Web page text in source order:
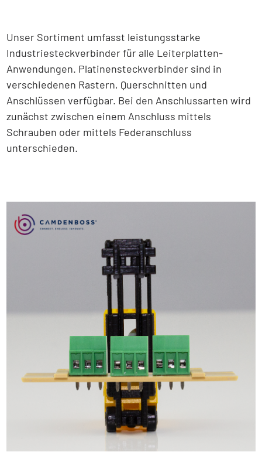
Unser Sortiment umfasst leistungsstarke
Industriesteckverbinder für alle Leiterplatten-
Anwendungen. Platinensteckverbinder sind in
verschiedenen Rastern, Querschnitten und
Anschlüssen verfügbar. Bei den Anschlussarten wird
zunächst zwischen einem Anschluss mittels
Schrauben oder mittels Federanschluss
unterschieden.